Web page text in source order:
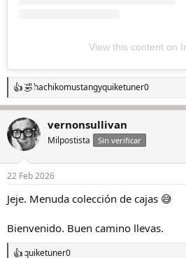
View this content on
R
e
a
c
c
i
e
:
hachikomustangyquiketuner0
vernonsullivan
Milpostista Sin verificar
22 Feb 2026
Jeje. Menuda colección de cajas 😅
Bienvenido. Buen camino llevas.
quiketuner0